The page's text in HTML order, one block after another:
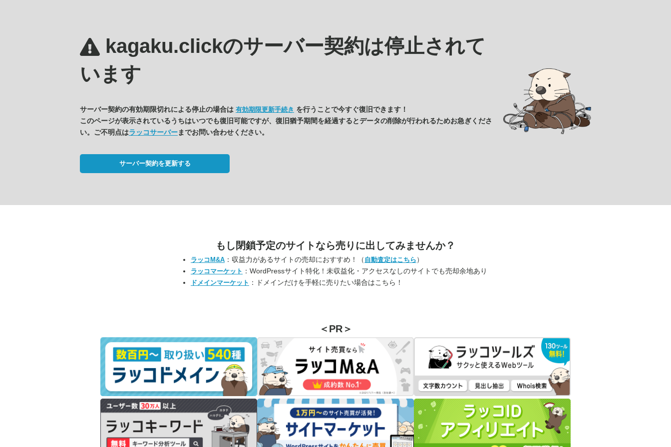
kagaku.clickのサーバー契約は停止されて
います
サーバー契約の有効期限切れによる停止の場合は 有効期限更新手続き を行うことで今すぐ復旧できます！
このページが表示されているうちはいつでも復旧可能ですが、復旧猶予期間を経過するとデータの削除が行われるためお急ぎくださ
い。ご不明点はラッコサーバーまでお問い合わせください。
サーバー契約を更新する
もし閉鎖予定のサイトなら売りに出してみませんか？
ラッコM&A ：収益力があるサイトの売却におすすめ！（ 自動査定はこちら ）
ラッコマーケット ：WordPressサイト特化！未収益化・アクセスなしのサイトでも売却余地あり
ドメインマーケット ：ドメインだけを手軽に売りたい場合はこちら！
＜PR＞